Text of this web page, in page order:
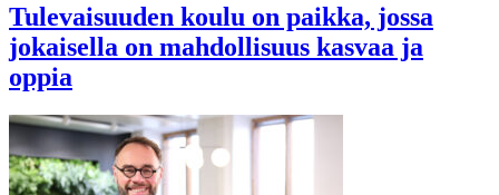
Tulevaisuuden koulu on paikka, jossa
jokaisella on mahdollisuus kasvaa ja
oppia